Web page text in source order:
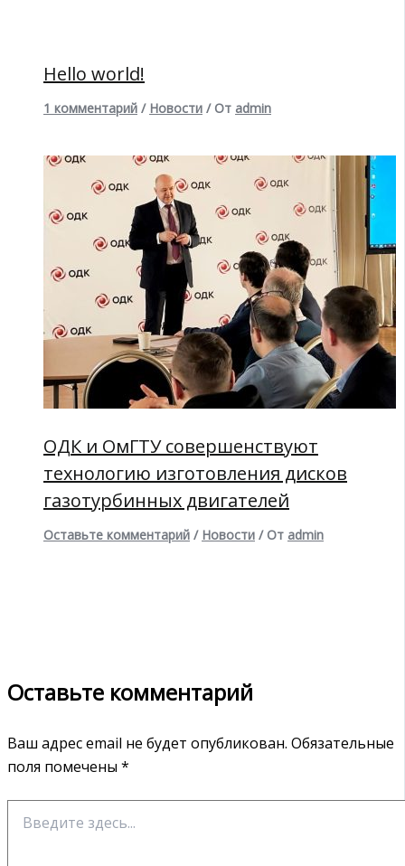
Hello world!
1 комментарий / Новости / От admin
ОДК и ОмГТУ совершенствуют
технологию изготовления дисков
газотурбинных двигателей
Оставьте комментарий / Новости / От admin
Оставьте комментарий
Ваш адрес email не будет опубликован. Обязательные
поля помечены *
здесь...